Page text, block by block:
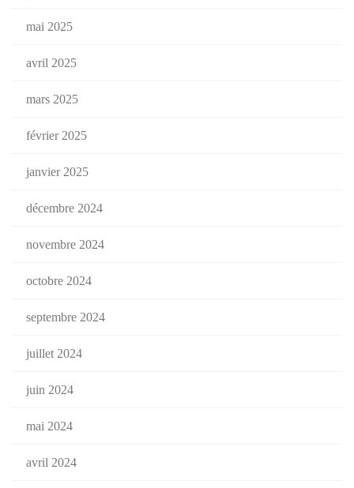
mai 2025
avril 2025
mars 2025
février 2025
janvier 2025
décembre 2024
novembre 2024
octobre 2024
septembre 2024
juillet 2024
juin 2024
mai 2024
avril 2024